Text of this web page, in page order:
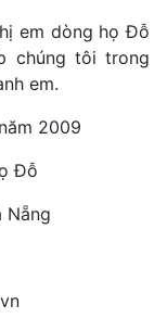
em dòng họ Đỗ
chúng tôi trong
em.
2009
Đỗ
Nẵng